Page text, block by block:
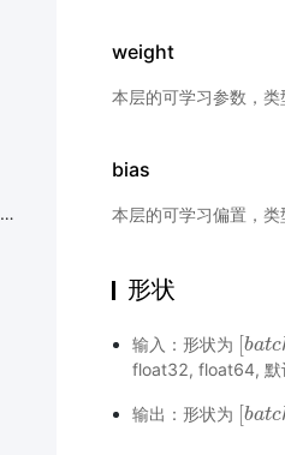
weight
本层的可学习参数，
bias
本层的可学习偏置，
形状
输入：形状为 [batc
batc
float32, float64, 默
输出：形状为 [batc
batc